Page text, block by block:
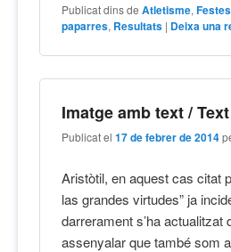
Publicat dins de Atletisme,Festes
paparres, Resultats | Deixa una
Imatge amb text /
Publicat el17 de febrer de 2014
Aristòtil, en aquest cas citat
las grandes virtudes” ja
darrerament s’ha
assenyalar que també som